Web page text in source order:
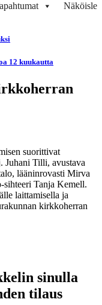
12 kuukautta
suorittivat
Juhani Tilli, avustava
lääninrovasti Mirva
sihteeri Tanja Kemell.
laittamisella ja
kirkkoherran
sinulla
tilaus